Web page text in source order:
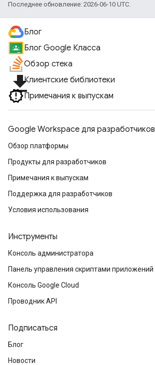
Последнее обновление: 2026-06-10 UTC.
Блог
Блог Google Класса
Обзор стека
file_downloadКлиентские библиотеки
Примечания к выпускам
Google Workspace для разработчиков
Обзор платформы
Продукты для разработчиков
Примечания к выпускам
Поддержка для разработчиков
Условия использования
Инструменты
Консоль администратора
Панель управления скриптами приложений
Консоль Google Cloud
Проводник API
Подписаться
Блог
Новости